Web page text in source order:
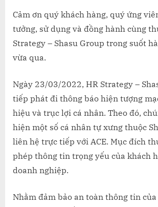
Cảm ơn quý khách hàng, quý ứng
tưởng, sử dụng và đồng hành cùng
Strategy – Shasu Group trong suốt
vừa qua.
Ngày 23/03/2022, HR Strategy –
tiếp phát đi thông báo hiện tượng
hiệu và trục lợi cá nhân. Theo đó,
hiện một số cá nhân tự xưng thuộc
liên hệ trực tiếp với ACE. Mục đích
phép thông tin trọng yếu của khách
doanh nghiệp.
Nhằm đảm bảo an toàn thông tin